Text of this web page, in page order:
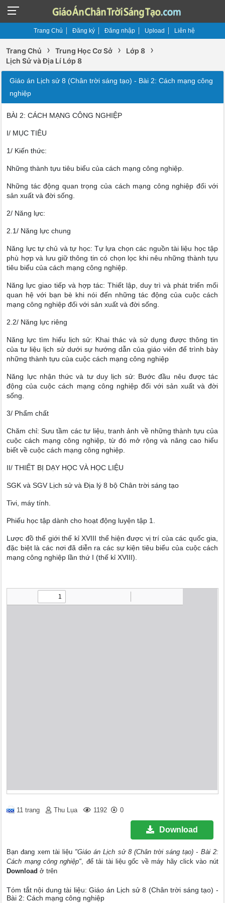
Trang Chủ Đăng ký Đăng nhập Upload Liên hệ
Trang Chủ › Trung Học Cơ Sở › Lớp 8 ›
Lịch Sử và Địa Lí Lớp 8
Giáo án Lịch sử 8 (Chân trời sáng tạo) - Bài 2: Cách mạng công
nghiệp
BÀI 2: CÁCH MẠNG CÔNG NGHIỆP
I/ MỤC TIÊU
1/ Kiến thức:
Những thành tựu tiêu biểu của cách mạng công nghiệp.
Những tác động quan trọng của cách mạng công nghiệp đối với
sản xuất và đời sống.
2/ Năng lực:
2.1/ Năng lực chung
Năng lực tự chủ và tự học: Tự lựa chọn các nguồn tài liệu học tập
phù hợp và lưu giữ thông tin có chọn lọc khi nêu những thành tựu
tiêu biểu của cách mạng công nghiệp.
Năng lực giao tiếp và hợp tác: Thiết lập, duy trì và phát triển mối
quan hệ với bạn bè khi nói đến những tác động của cuộc cách
mạng công nghiệp đối với sản xuất và đời sống.
2.2/ Năng lực riêng
Năng lực tìm hiểu lịch sử: Khai thác và sử dụng được thông tin
của tư liệu lịch sử dưới sự hướng dẫn của giáo viên để trình bày
những thành tựu của cuộc cách mạng công nghiệp
Năng lực nhận thức và tư duy lịch sử: Bước đầu nêu được tác
động của cuộc cách mạng công nghiệp đối với sản xuất và đời
sống.
3/ Phẩm chất
Chăm chỉ: Sưu tầm các tư liệu, tranh ảnh về những thành tựu của
cuộc cách mạng công nghiệp, từ đó mở rộng và nâng cao hiểu
biết về cuộc cách mạng công nghiệp.
II/ THIẾT BỊ DẠY HỌC VÀ HỌC LIỆU
SGK và SGV Lịch sử và Địa lý 8 bộ Chân trời sáng tạo
Tivi, máy tính.
Phiếu học tập dành cho hoạt động luyện tập 1.
Lược đồ thế giới thế kỉ XVIII thể hiện được vị trí của các quốc gia,
đặc biệt là các nơi đã diễn ra các sự kiện tiêu biểu của cuộc cách
mạng công nghiệp lần thứ I (thế kỉ XVIII).
11 trang Thu Lụa 1192 0
Download
Bạn đang xem tài liệu "Giáo án Lịch sử 8 (Chân trời sáng tạo) - Bài 2:
Cách mạng công nghiệp", để tải tài liệu gốc về máy hãy click vào nút
Download ở trên
Tóm tắt nội dung tài liệu: Giáo án Lịch sử 8 (Chân trời sáng tạo) -
Bài 2: Cách mạng công nghiệp